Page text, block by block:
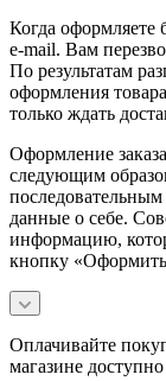
Когда
e-mail. Вам
По результатам
оформления
только ждать
Оформление
следующим
данные о себе.
информацию,
кнопку «Оформить
Оплачивайте
магазине